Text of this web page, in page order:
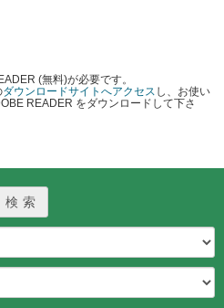
(無料)が必要です。
ダウンロードサイトへアクセス し、お使い
READER をダウンロードして下さ